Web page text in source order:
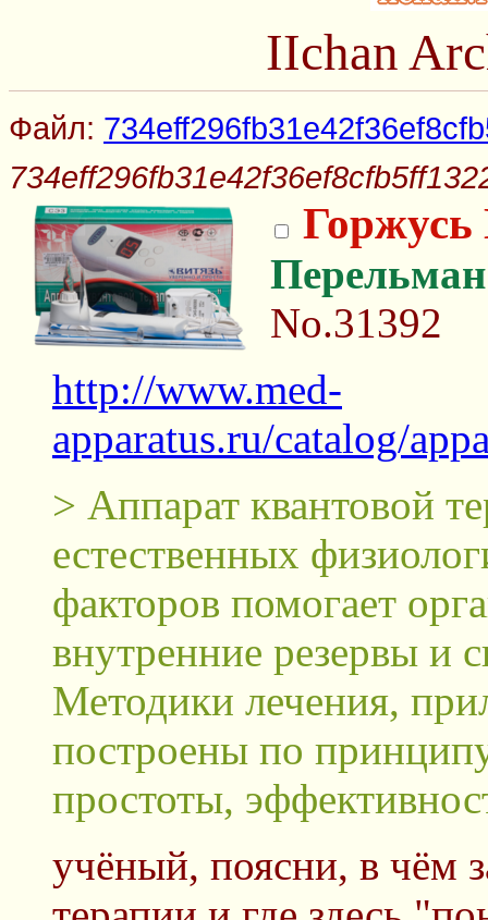
IIchan
Файл:
Горжусь
Перельман
No.31392
http://www.med-
apparatus.ru/catalog/
> Аппарат квантовой
естественных
факторов помогает
внутренние резервы и
Методики лечения,
построены по
простоты,
учёный, поясни, в чём